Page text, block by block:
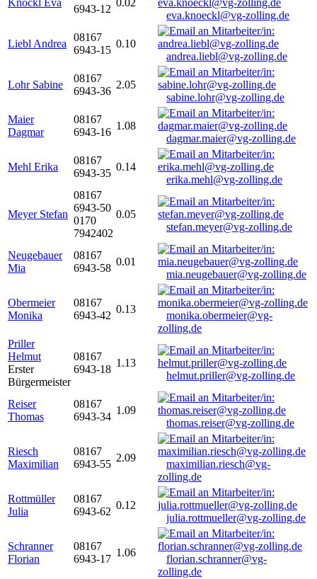
Knöckl Eva
6943-12
0.02
eva.knoeckl@vg-zolling.de
Liebl Andrea
08167
6943-15
0.10
andrea.liebl@vg-zolling.de
Lohr Sabine
08167
6943-36
2.05
sabine.lohr@vg-zolling.de
Maier
Dagmar
08167
6943-16
1.08
dagmar.maier@vg-zolling.de
Mehl Erika
08167
6943-35
0.14
erika.mehl@vg-zolling.de
Meyer Stefan
08167
6943-50
0170
7942402
0.05
stefan.meyer@vg-zolling.de
Neugebauer
Mia
08167
6943-58
0.01
mia.neugebauer@vg-zolling.de
Obermeier
Monika
08167
6943-42
0.13
monika.obermeier@vg-
zolling.de
Priller
Helmut
Erster
Bürgermeister
08167
6943-18
1.13
helmut.priller@vg-zolling.de
Reiser
Thomas
08167
6943-34
1.09
thomas.reiser@vg-zolling.de
Riesch
Maximilian
08167
6943-55
2.09
maximilian.riesch@vg-
zolling.de
Rottmüller
Julia
08167
6943-62
0.12
julia.rottmueller@vg-zolling.de
Schranner
Florian
08167
6943-17
1.06
florian.schranner@vg-
zolling.de